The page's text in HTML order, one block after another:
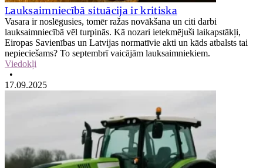
Lauksaimniecībā situācija ir kritiska
Vasara ir noslēgusies, tomēr ražas novākšana un citi darbi
lauksaimniecībā vēl turpinās. Kā nozari ietekmējuši laikapstākļi,
Eiropas Savienības un Latvijas normatīvie akti un kāds atbalsts tai
nepieciešams? To septembrī vaicājām lauksaimniekiem.
Viedokļi
•
17.09.2025